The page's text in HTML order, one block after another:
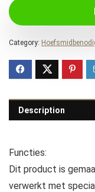
Category:
Description
Functies:
Dit product is
verwerkt met